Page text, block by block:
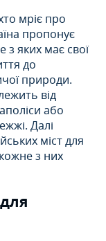
мріє про
пропонує
з яких має свої
до
природи.
від
або
Далі
міст для
з них